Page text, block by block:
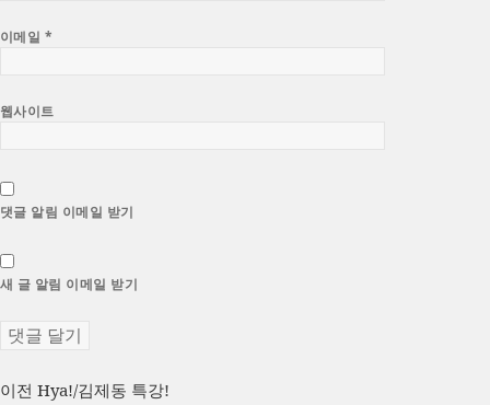
이메일 *
웹사이트
댓글 알림 이메일 받기
새 글 알림 이메일 받기
글
이전 이
Hya!/김제동 특강!